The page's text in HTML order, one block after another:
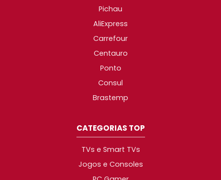
Pichau
AliExpress
Carrefour
Centauro
Ponto
Consul
Brastemp
CATEGORIAS TOP
TVs e Smart TVs
Jogos e Consoles